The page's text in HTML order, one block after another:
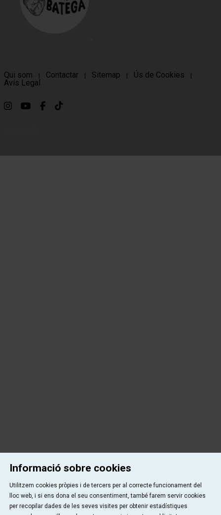
Qui som | Contactar | Sitemap | Ús de Cookies |
Avís Legal
Link a instagram
Link a youtube
Link a facebook
Link a ticktok
Informació sobre cookies
Utilitzem cookies pròpies i de tercers per al correcte funcionament del
lloc web, i si ens dona el seu consentiment, també farem servir cookies
per recopilar dades de les seves visites per obtenir estadístiques